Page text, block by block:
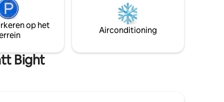
en
trap.
duikers of digitale nomaden die op zoek
zijn naar een comfortabele en goed
gelegen accommodatie
op het
Airconditioning
Bight